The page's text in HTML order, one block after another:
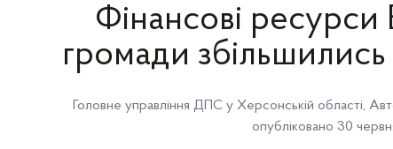
Фінансові ресурси
громади
Головне управління ДПС у Херсонській області,
опубліковано 30